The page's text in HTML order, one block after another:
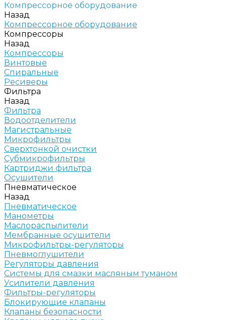
Компрессорное оборудование
Назад
Компрессорное оборудование
Компрессоры
Назад
Компрессоры
Винтовые
Спиральные
Ресиверы
Фильтра
Назад
Фильтра
Водоотделители
Магистральные
Микрофильтры
Сверхтонкой очистки
Субмикрофильтры
Картриджи фильтра
Осушители
Пневматическое
Назад
Пневматическое
Манометры
Маслораспылители
Мембранные осушители
Микрофильтры-регуляторы
Пневмоглушители
Регуляторы давления
Системы для смазки масляным туманом
Усилители давления
Фильтры-регуляторы
Блокирующие клапаны
Клапаны безопасности